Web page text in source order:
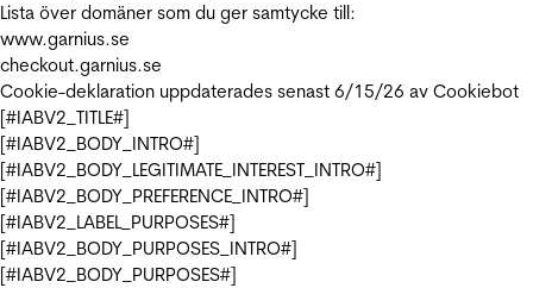
Lista över domäner som du ger samtycke till:
www.garnius.se
checkout.garnius.se
Cookie-deklaration uppdaterades senast 6/15/26 av Cookiebot
[#IABV2_TITLE#]
[#IABV2_BODY_INTRO#]
[#IABV2_BODY_LEGITIMATE_INTEREST_INTRO#]
[#IABV2_BODY_PREFERENCE_INTRO#]
[#IABV2_LABEL_PURPOSES#]
[#IABV2_BODY_PURPOSES_INTRO#]
[#IABV2_BODY_PURPOSES#]